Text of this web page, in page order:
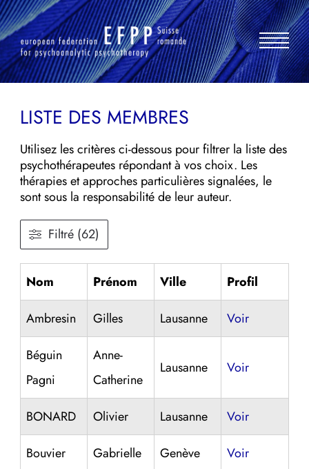
Aller
au
contenu
LISTE DES MEMBRES
Utilisez les critères ci-dessous pour filtrer la liste des
psychothérapeutes répondant à vos choix. Les
thérapies et approches particulières signalées, le
sont sous la responsabilité de leur auteur.
Filtré (62)
Nom Prénom Ville Profil
Ambresin Gilles Lausanne Voir
Béguin
Pagni
Anne-
Catherine
Lausanne Voir
BONARD Olivier Lausanne Voir
Bouvier Gabrielle Genève Voir